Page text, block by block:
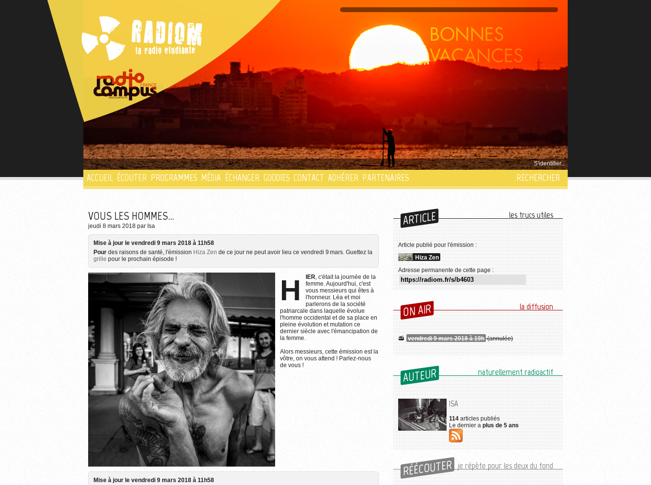
S'identifier...
ACCUEIL ÉCOUTER PROGRAMMES MÉDIA ÉCHANGER GOODIES CONTACT ADHÉRER PARTENAIRES RECHERCHER
VOUS LES HOMMES...
jeudi 8 mars 2018 par Isa
Mise à jour le vendredi 9 mars 2018 à 11h58
Pour des raisons de santé, l'émission Hiza Zen de ce jour ne peut avoir lieu ce vendredi 9 mars. Guettez la
grille pour le prochain épisode !
Pxhere (CC0 1.0)
Plus d'informations sur l'utilisation des images...
HIER, c'était la journée de la
femme. Aujourd'hui, c'est
vous messieurs qui êtes à
l'honneur. Léa et moi
parlerons de la société
patriarcale dans laquelle évolue
l'homme occidental et de sa place en
pleine évolution et mutation ce
dernier siècle avec l'émancipation de
la femme.
Alors messieurs, cette émission est la
vôtre, on vous attend ! Parlez-nous
de vous !
Mise à jour le vendredi 9 mars 2018 à 11h58
ARTICLE les trucs utiles
Article publié pour l'émission :
Hiza Zen
Adresse permanente de cette page :
ON AIR la diffusion
vendredi 9 mars 2018 à 19h (annulée)
AUTEUR naturellement radioactif
ISA
114 articles publiés
Le dernier a plus de 5 ans
RÉÉCOUTER je répète pour les deux du fond